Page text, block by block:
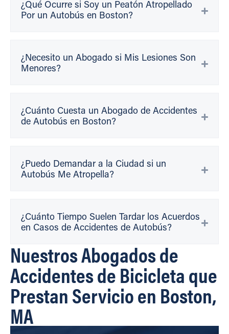
¿Qué Ocurre si Soy un Peatón Atropellado
Por un Autobús en Boston?
¿Necesito un Abogado si Mis Lesiones Son
Menores?
¿Cuánto Cuesta un Abogado de Accidentes
de Autobús en Boston?
¿Puedo Demandar a la Ciudad si un
Autobús Me Atropella?
¿Cuánto Tiempo Suelen Tardar los Acuerdos
en Casos de Accidentes de Autobús?
Nuestros Abogados de
Accidentes de Bicicleta que
Prestan Servicio en Boston,
MA